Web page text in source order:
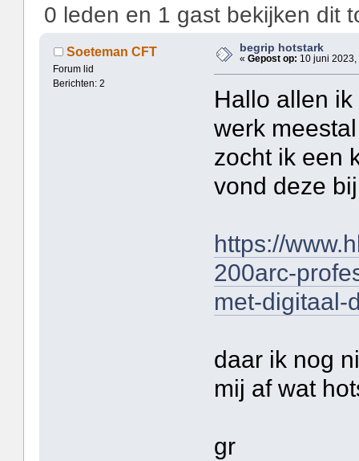
0 leden en 1 gast bekijken dit
Soeteman CFT
Forum lid
Berichten: 2
begrip hotstark
«Gepost op: 10 juni
Hallo allen
werk
zocht ik een
vond deze
https://
200arc-
met-digitaal-
daar ik nog
mij af wat
gr